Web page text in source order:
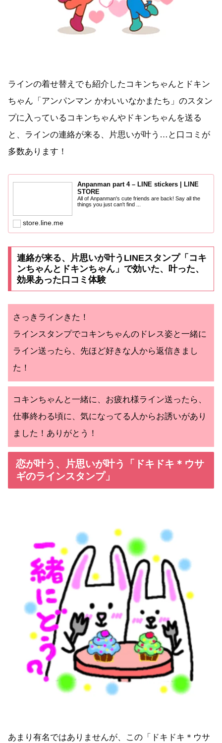
ラインの着せ替えでも紹介したコキンちゃんとドキン
ちゃん「アンパンマン かわいいなかまたち」のスタン
プに入っているコキンちゃんやドキンちゃんを送る
と、ラインの連絡が来る、片思いが叶う…と口コミが
多数あります！
Anpanman part 4 – LINE stickers | LINE
STORE
All of Anpanman's cute friends are back! Say all the
things you just can't find ...
store.line.me
連絡が来る、片思いが叶うLINEスタンプ「コキ
ンちゃんとドキンちゃん」で効いた、叶った、
効果あった口コミ体験
さっきラインきた！
ラインスタンプでコキンちゃんのドレス姿と一緒に
ライン送ったら、先ほど好きな人から返信きまし
た！
コキンちゃんと一緒に、お疲れ様ライン送ったら、
仕事終わる頃に、気になってる人からお誘いがあり
ました！ありがとう！
恋が叶う、片思いが叶う「ドキドキ＊ウサ
ギのラインスタンプ」
あまり有名ではありませんが、この「ドキドキ＊ウサ